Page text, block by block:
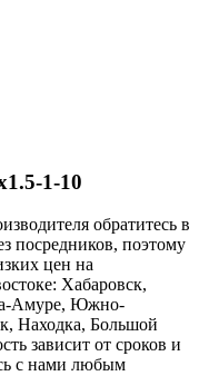
1-10
обратитесь в
посредников, поэтому
цен на
Хабаровск,
Амуре, Южно-
Находка, Большой
зависит от сроков и
с нами любым